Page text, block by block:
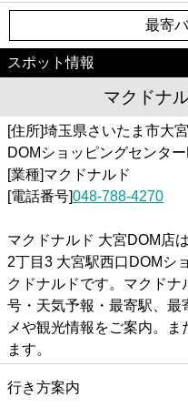
最寄
スポット情報
マクドナ
[住所]埼玉県さいたま市大
DOMショッピングセンタ
[業種]マクドナルド
[電話番号]048-788-4270
マクドナルド 大宮DOM店
2丁目3 大宮駅西口DOMシ
クドナルドです。マクド
号・天気予報・最寄駅、
メや観光情報をご案内。
ます。
行き方案内